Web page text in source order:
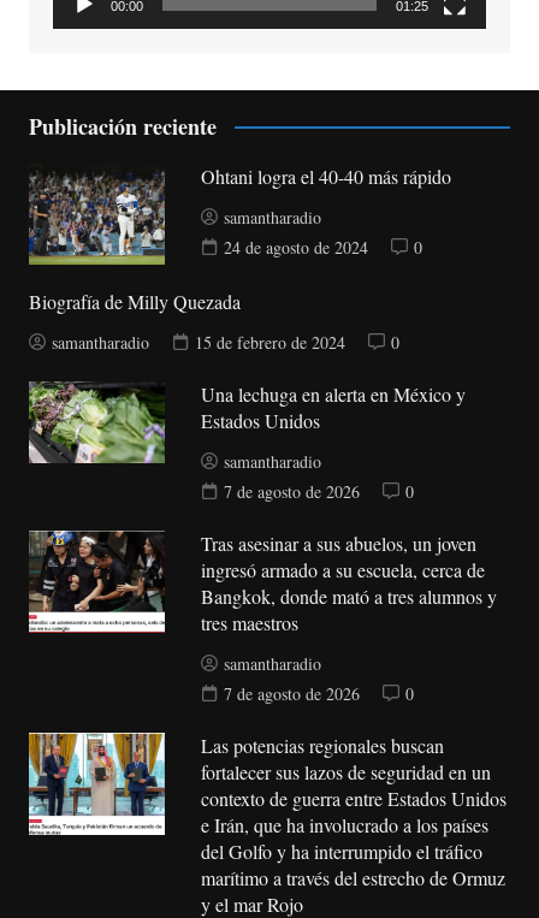
00:00 01:25
Publicación reciente
Ohtani logra el 40-40 más rápido
samantharadio
24 de agosto de 2024
0
Biografía de Milly Quezada
samantharadio 15 de febrero de 2024 0
Una lechuga en alerta en México y
Estados Unidos
samantharadio
7 de agosto de 2026
0
Tras asesinar a sus abuelos, un joven
ingresó armado a su escuela, cerca de
Bangkok, donde mató a tres alumnos y
tres maestros
samantharadio
7 de agosto de 2026
0
Las potencias regionales buscan
fortalecer sus lazos de seguridad en un
contexto de guerra entre Estados Unidos
e Irán, que ha involucrado a los países
del Golfo y ha interrumpido el tráfico
marítimo a través del estrecho de Ormuz
y el mar Rojo